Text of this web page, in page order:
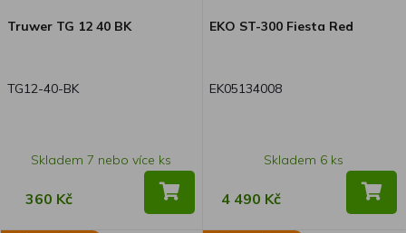
Truwer TG 12 40 BK
TG12-40-BK
Skladem 7 nebo více ks
360 Kč
EKO ST-300 Fiesta Red
EK05134008
Skladem 6 ks
4 490 Kč